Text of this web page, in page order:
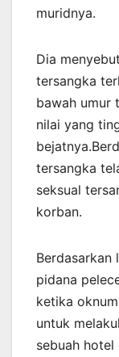
muridnya.
Dia
tersangka
bawah umur
nilai yang
tersangka
seksual
korban.
Berdasarkan
pidana
ketika
untuk
sebuah hotel